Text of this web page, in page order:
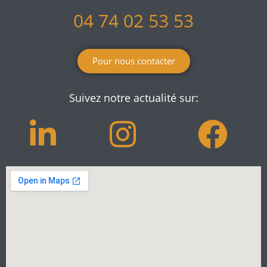
04 74 02 53 53
Pour nous contacter
Suivez notre actualité sur: